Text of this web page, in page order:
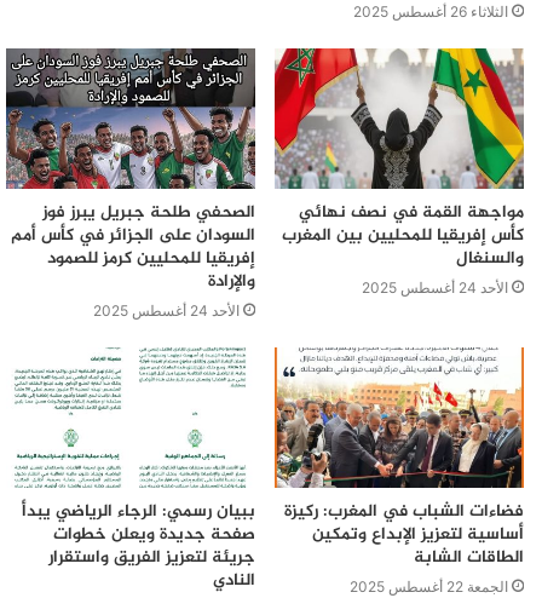
الثلاثاء 26 أغسطس 2025
مواجهة القمة في نصف نهائي
كأس إفريقيا للمحليين بين المغرب
والسنغال
الأحد 24 أغسطس 2025
الصحفي طلحة جبريل يبرز فوز
السودان على الجزائر في كأس أمم
إفريقيا للمحليين كرمز للصمود
والإرادة
الأحد 24 أغسطس 2025
فضاءات الشباب في المغرب: ركيزة
أساسية لتعزيز الإبداع وتمكين
الطاقات الشابة
الجمعة 22 أغسطس 2025
ببيان رسمي: الرجاء الرياضي يبدأ
صفحة جديدة ويعلن خطوات
جريئة لتعزيز الفريق واستقرار
النادي